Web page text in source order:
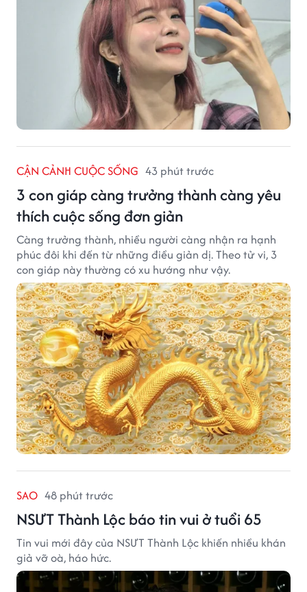
CẬN CẢNH CUỘC SỐNG 43 phút trước
3 con giáp càng trưởng thành càng yêu
thích cuộc sống đơn giản
Càng trưởng thành, nhiều người càng nhận ra hạnh
phúc đôi khi đến từ những điều giản dị. Theo tử vi, 3
con giáp này thường có xu hướng như vậy.
SAO 48 phút trước
NSƯT Thành Lộc báo tin vui ở tuổi 65
Tin vui mới đây của NSƯT Thành Lộc khiến nhiều khán
giả vỡ oà, háo hức.